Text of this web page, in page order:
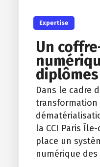
Expertise
Un
diplômes
Dans le cadre
transformation
la CCI Paris
place un
numérique